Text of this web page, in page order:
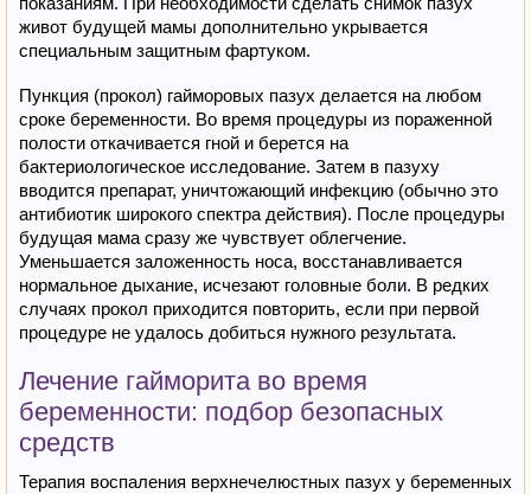
живот будущей мамы дополнительно укрывается
специальным защитным фартуком.
Пункция (прокол) гайморовых пазух делается на любом
сроке беременности. Во время процедуры из пораженной
полости откачивается гной и берется на
бактериологическое исследование. Затем в пазуху
вводится препарат, уничтожающий инфекцию (обычно это
антибиотик широкого спектра действия). После процедуры
будущая мама сразу же чувствует облегчение.
Уменьшается заложенность носа, восстанавливается
нормальное дыхание, исчезают головные боли. В редких
случаях прокол приходится повторить, если при первой
процедуре не удалось добиться нужного результата.
Лечение гайморита во время
беременности: подбор безопасных
средств
Терапия воспаления верхнечелюстных пазух у беременных